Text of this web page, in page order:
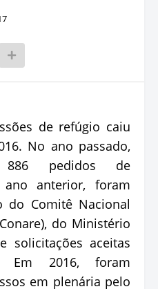
de refúgio caiu
No ano passado,
886 pedidos de
anterior, foram
do Comitê Nacional
do Ministério
solicitações aceitas
Em 2016, foram
em plenária pelo